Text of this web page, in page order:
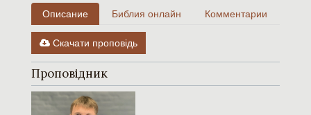
Описание Библия онлайн Комментарии
Скачати проповідь
Проповідник